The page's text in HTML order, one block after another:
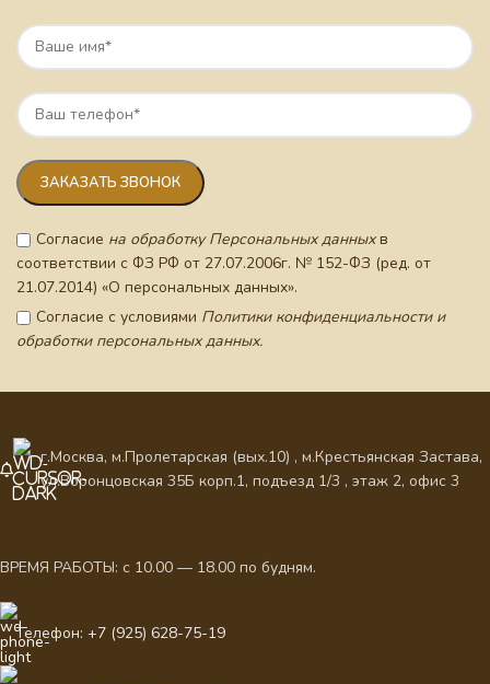
Согласие на обработку Персональных данныхв
соответствии с ФЗ РФ от 27.07.2006г. № 152-ФЗ (ред. от
21.07.2014) «О персональных данных».
Согласие с условиями Политики конфиденциальности и
обработки персональных данных.
г.Москва, м.Пролетарская (вых.10) , м.Крестьянская Застава,
ул.Воронцовская 35Б корп.1, подъезд 1/3 , этаж 2, офис 3
ВРЕМЯ РАБОТЫ: с 10.00 — 18.00 по будням.
Телефон: +7 (925) 628-75-19